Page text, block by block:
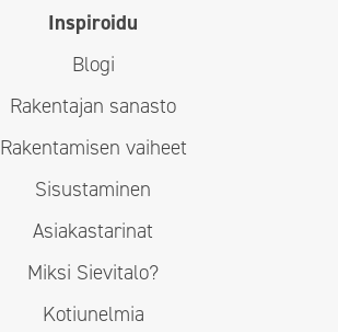
Inspiroidu
Blogi
Rakentajan sanasto
Rakentamisen vaiheet
Sisustaminen
Asiakastarinat
Miksi Sievitalo?
Kotiunelmia